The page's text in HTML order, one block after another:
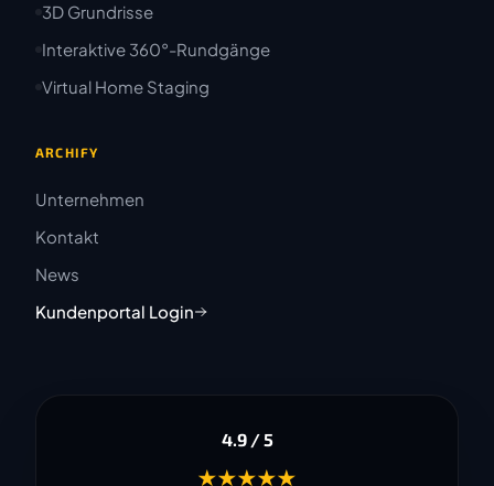
3D Grundrisse
Interaktive 360°-Rundgänge
Virtual Home Staging
ARCHIFY
Unternehmen
Kontakt
News
Kundenportal Login
4.9 / 5
★★★★★